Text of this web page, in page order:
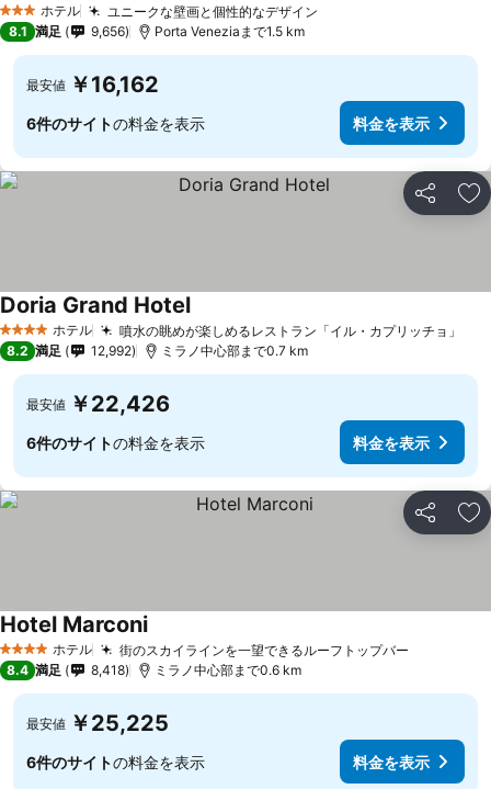
3 ホテルのランク
ホテル ユニークな壁画と個性的なデザイン
8.1 満足 9,656 Porta Veneziaまで1.5 km
最安値 ￥16,162
6件のサイトの料金を表示 料金を表示
シェア お
4 ホテルのランク
ホテル 噴水の眺めが楽しめるレストラン「イル・カプリッチョ」
Doria Grand Hotel
8.2 満足 12,992 ミラノ中心部まで0.7 km
最安値 ￥22,426
6件のサイトの料金を表示 料金を表示
シェア お
4 ホテルのランク
ホテル 街のスカイラインを一望できるルーフトップバー
Hotel Marconi
8.4 満足 8,418 ミラノ中心部まで0.6 km
最安値 ￥25,225
6件のサイトの料金を表示 料金を表示